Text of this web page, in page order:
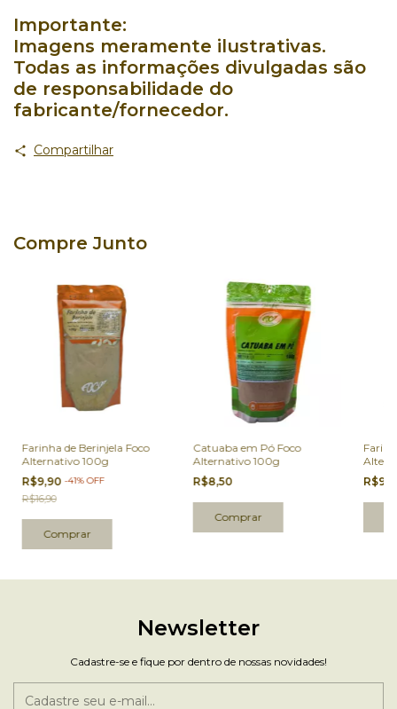
Importante:
Imagens meramente ilustrativas.
Todas as informações divulgadas são
de responsabilidade do
fabricante/fornecedor.
Compartilhar
Compre Junto
Farinha de Berinjela Foco
Alternativo 100g
R$9,90 -41%OFF
R$16,90
Catuaba em Pó Foco
Alternativo 100g
R$8,50
Newsletter
Cadastre-se e fique por dentro de nossas novidades!